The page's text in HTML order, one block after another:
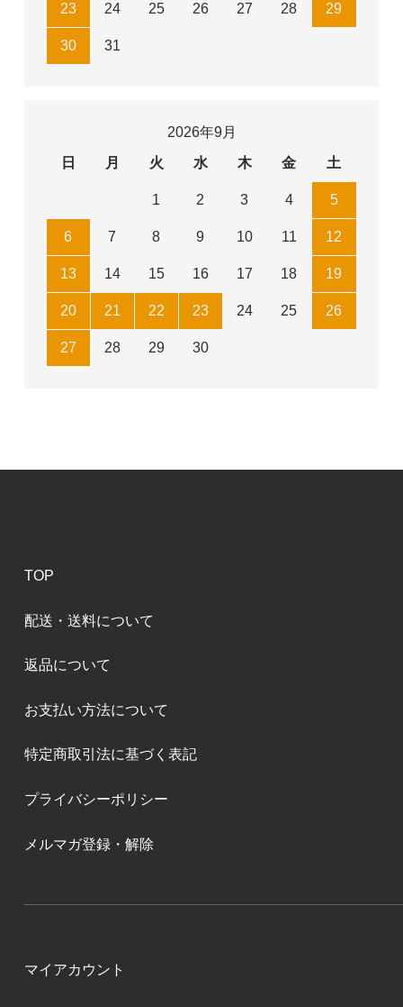
23 24 25 26 27 28 29
30 31
2026年9月
日
月 火 水 木 金 土
1 2 3 4 5
6 7 8 9 10 11 12
13 14 15 16 17 18 19
20 21 22 23 24 25 26
27 28 29 30
TOP
配送・送料について
返品について
お支払い方法について
特定商取引法に基づく表記
プライバシーポリシー
メルマガ登録・解除
マイアカウント